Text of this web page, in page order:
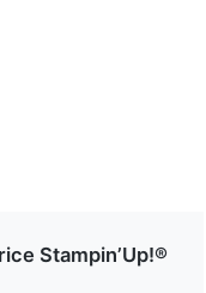
Stampin’Up!®